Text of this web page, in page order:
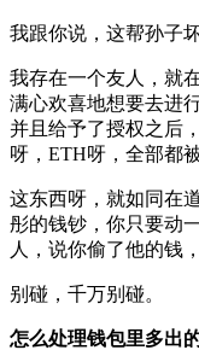
我跟你说，这帮孙子
我存在一个友人，就
满心欢喜地想要去进
并且给予了授权之后
呀，ETH呀，全部都
这东西呀，就如同在
彤的钱钞，你只要动
人，说你偷了他的钱
别碰，千万别碰。
怎么处理钱包里多出